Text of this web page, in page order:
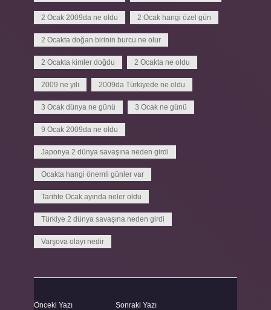
2 Ocak 2009da ne oldu 2 Ocak hangi özel gün
2 Ocakta doğan birinin burcu ne olur
2 Ocakta kimler doğdu 2 Ocakta ne oldu
2009 ne yılı 2009da Türkiyede ne oldu
3 Ocak dünya ne günü 3 Ocak ne günü
9 Ocak 2009da ne oldu
Japonya 2 dünya savaşına neden girdi
Ocakta hangi önemli günler var
Tarihte Ocak ayında neler oldu
Türkiye 2 dünya savaşına neden girdi
Varşova olayı nedir
Önceki Yazı Sonraki Yazı